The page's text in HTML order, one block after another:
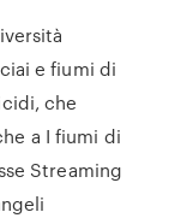
e fiumi di
che
a I fiumi di
Streaming